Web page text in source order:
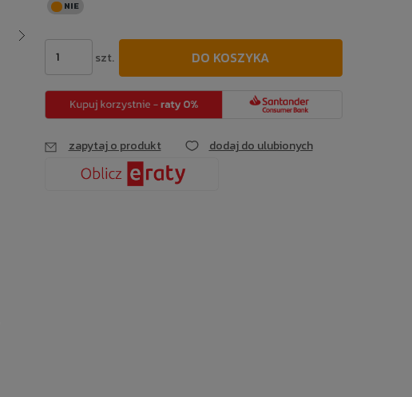
szt. DO KOSZYKA
zapytaj o produkt dodaj do ulubionych